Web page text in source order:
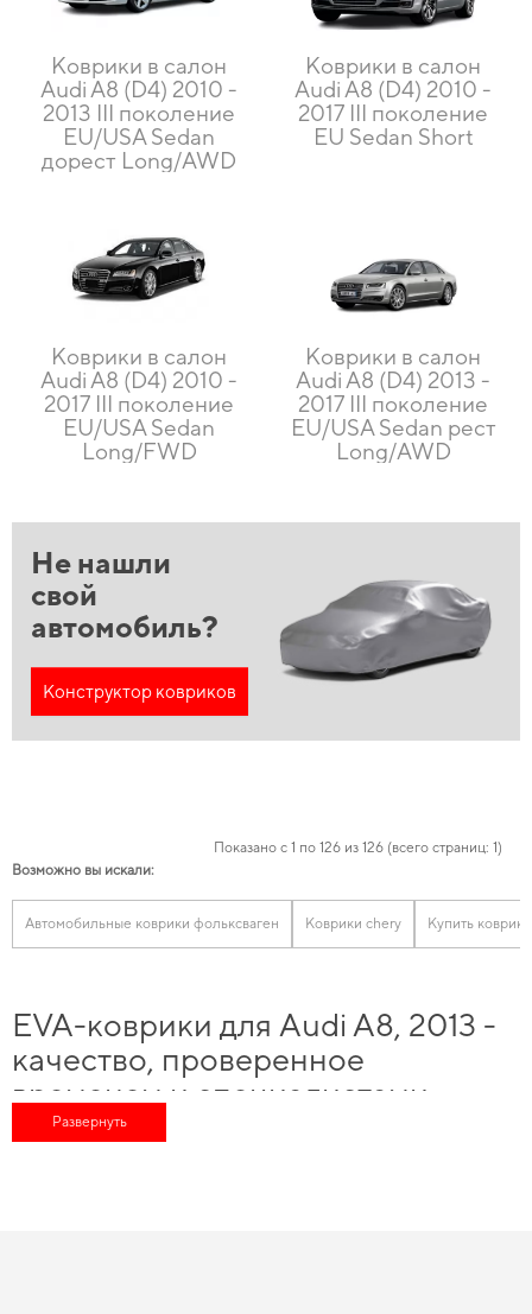
Коврики в салон
Audi A8 (D4) 2010 -
2013 III поколение
EU/USA Sedan
дорест Long/AWD
Коврики в салон
Audi A8 (D4) 2010 -
2017 III поколение
EU Sedan Short
Коврики в салон
Audi A8 (D4) 2010 -
2017 III поколение
EU/USA Sedan
Long/FWD
Коврики в салон
Audi A8 (D4) 2013 -
2017 III поколение
EU/USA Sedan рест
Long/AWD
Не нашли
свой
автомобиль?
Конструктор ковриков
Показано с 1 по 126 из 126 (всего страниц: 1)
Возможно вы искали:
Автомобильные коврики фольксваген Коврики chery Купить
EVA-коврики для Audi A8, 2013 -
качество, проверенное
временем и специалистами
Хотите улучшить оснащение авто,
Развернуть